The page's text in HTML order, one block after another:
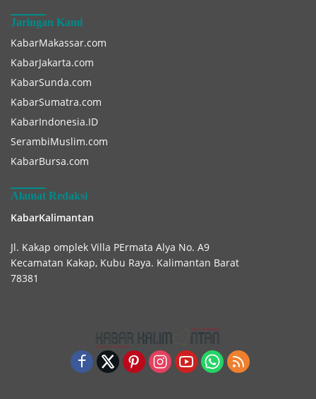
Jaringan Kami
KabarMakassar.com
KabarJakarta.com
KabarSunda.com
KabarSumatra.com
KabarIndonesia.ID
SerambiMuslim.com
KabarBursa.com
Alamat Redaksi
KabarKalimantan
Jl. Kakap omplek Villa PErmata Alya No. A9
Kecamatan Kakap, Kubu Raya. Kalimantan Barat
78381